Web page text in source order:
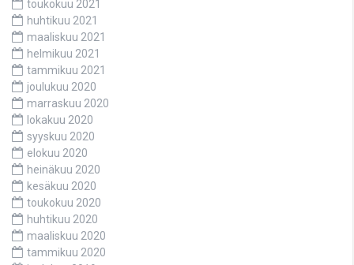
toukokuu 2021
huhtikuu 2021
maaliskuu 2021
helmikuu 2021
tammikuu 2021
joulukuu 2020
marraskuu 2020
lokakuu 2020
syyskuu 2020
elokuu 2020
heinäkuu 2020
kesäkuu 2020
toukokuu 2020
huhtikuu 2020
maaliskuu 2020
tammikuu 2020